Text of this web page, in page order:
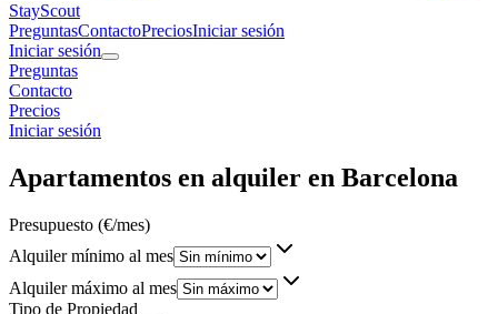
StayScout
PreguntasContactoPreciosIniciar sesión
Iniciar sesión
Preguntas
Contacto
Precios
Iniciar sesión
Apartamentos en alquiler en Barcelona
Presupuesto (€/mes)
Alquiler mínimo al mes
Alquiler máximo al mes
Tipo de Propiedad